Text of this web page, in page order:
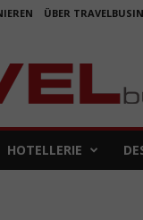
ÜBER
HOTELLERIE